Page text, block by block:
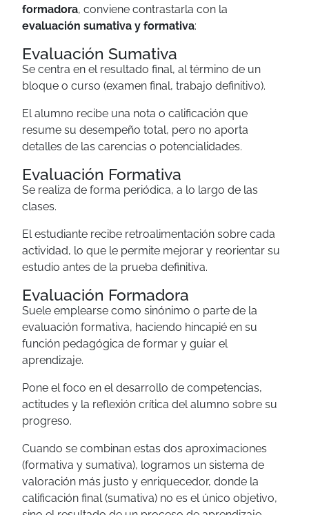
formadora, conviene contrastarla con la
evaluación sumativa y formativa:
Evaluación Sumativa
Se centra en el resultado final, al término de un
bloque o curso (examen final, trabajo definitivo).
El alumno recibe una nota o calificación que
resume su desempeño total, pero no aporta
detalles de las carencias o potencialidades.
Evaluación Formativa
Se realiza de forma periódica, a lo largo de las
clases.
El estudiante recibe retroalimentación sobre cada
actividad, lo que le permite mejorar y reorientar su
estudio antes de la prueba definitiva.
Evaluación Formadora
Suele emplearse como sinónimo o parte de la
evaluación formativa, haciendo hincapié en su
función pedagógica de formar y guiar el
aprendizaje.
Pone el foco en el desarrollo de competencias,
actitudes y la reflexión crítica del alumno sobre su
progreso.
Cuando se combinan estas dos aproximaciones
(formativa y sumativa), logramos un sistema de
valoración más justo y enriquecedor, donde la
calificación final (sumativa) no es el único objetivo,